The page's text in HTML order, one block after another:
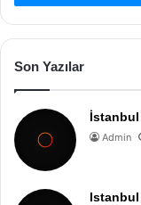
Son Yazılar
İstanbul
Admin
Istanbul